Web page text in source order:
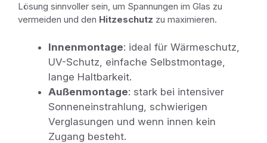
Lösung sinnvoller sein, um Spannungen im Glas zu
vermeiden und den Hitzeschutz zu maximieren.
Innenmontage: ideal für Wärmeschutz,
UV-Schutz, einfache Selbstmontage,
lange Haltbarkeit.
Außenmontage: stark bei intensiver
Sonneneinstrahlung, schwierigen
Verglasungen und wenn innen kein
Zugang besteht.